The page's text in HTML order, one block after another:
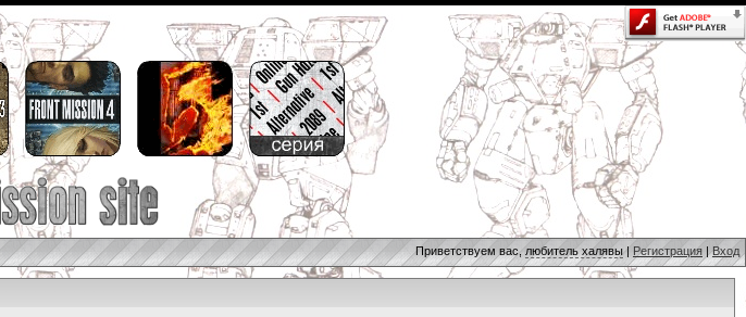
Приветствуем вас, любитель халявы | Регистрация |Вход